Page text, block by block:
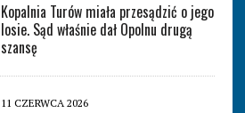
Kopalnia Turów miała przesądzić o jego
losie. Sąd właśnie dał Opolnu drugą
szansę
11 CZERWCA 2026